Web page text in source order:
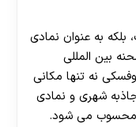
بلکه به عنوان نمادی
بین المللی
نه تنها مکانی
جاذبه شهری و نمادی
محسوب می شود.